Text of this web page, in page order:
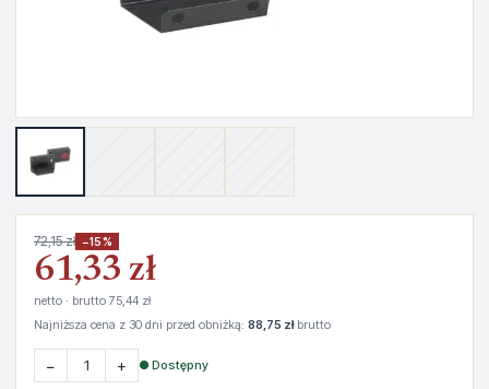
72,15 zł −15%
61,33 zł
netto · brutto 75,44 zł
Najniższa cena z 30 dni przed obniżką: 88,75 złbrutto
− + ● Dostępny